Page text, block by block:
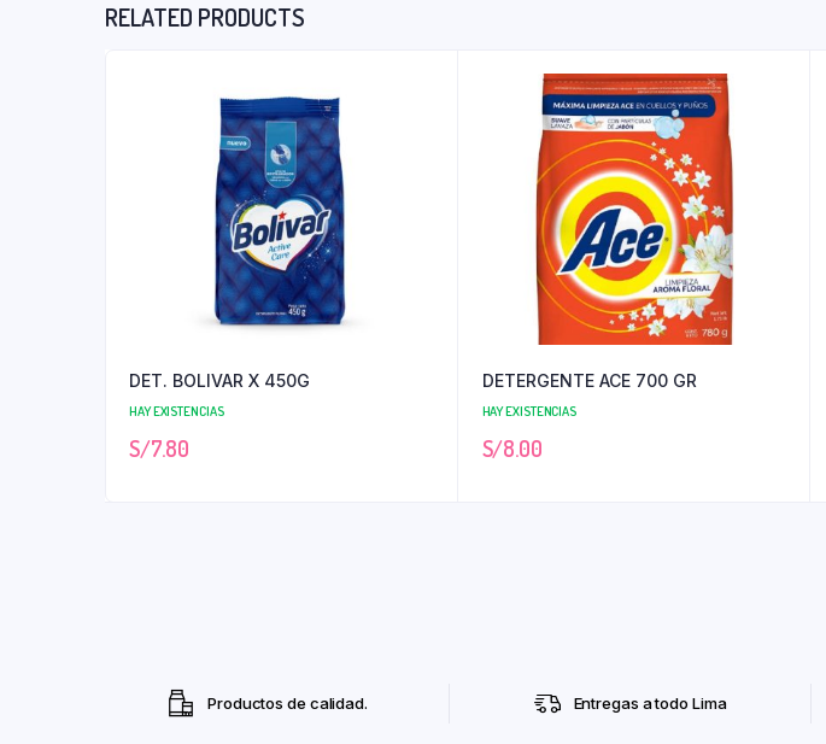
RELATED PRODUCTS
DET. BOLIVAR X 450G
HAY EXISTENCIAS
S/7.80
DETERGENTE ACE 700 GR
HAY EXISTENCIAS
S/8.00
Productos de calidad. Entregas a todo Lima